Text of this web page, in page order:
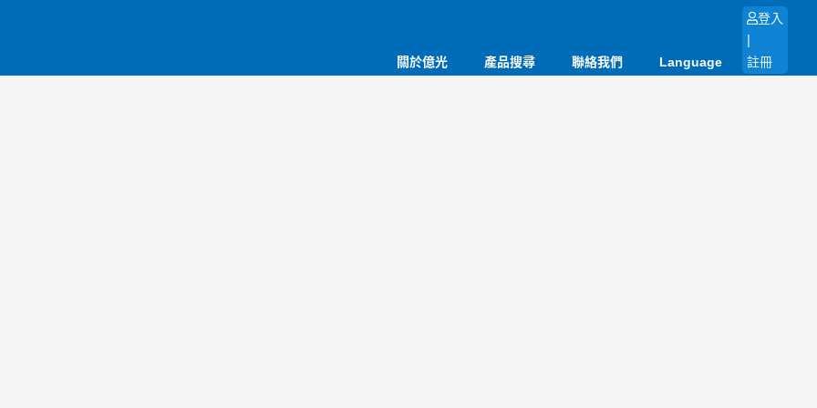
關於億光 產品搜尋 聯絡我們 Language
登入
|
註冊